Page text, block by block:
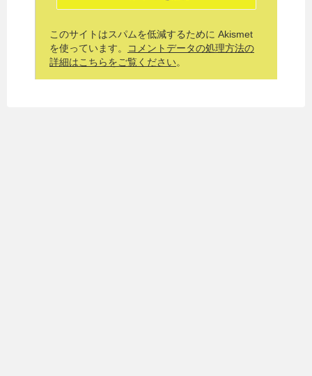
このサイトはスパムを低減するために Akismet
を使っています。
コメントデータの処理方法の
詳細はこちらをご覧ください。